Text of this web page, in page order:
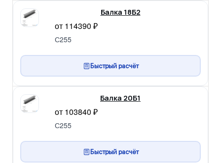
Балка 18Б2
от 114390 ₽
С255
Быстрый расчёт
Балка 20Б1
от 103840 ₽
С255
Быстрый расчёт